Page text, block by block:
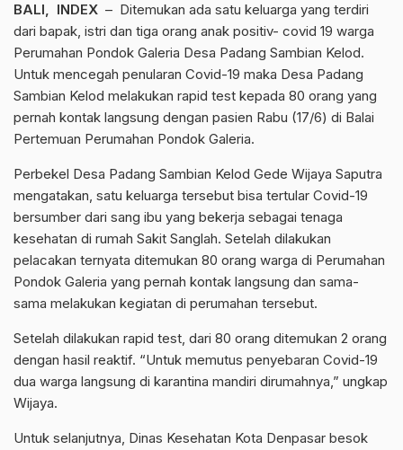
BALI, INDEX – Ditemukan ada satu keluarga yang terdiri
dari bapak, istri dan tiga orang anak positiv- covid 19 warga
Perumahan Pondok Galeria Desa Padang Sambian Kelod.
Untuk mencegah penularan Covid-19 maka Desa Padang
Sambian Kelod melakukan rapid test kepada 80 orang yang
pernah kontak langsung dengan pasien Rabu (17/6) di Balai
Pertemuan Perumahan Pondok Galeria.
Perbekel Desa Padang Sambian Kelod Gede Wijaya Saputra
mengatakan, satu keluarga tersebut bisa tertular Covid-19
bersumber dari sang ibu yang bekerja sebagai tenaga
kesehatan di rumah Sakit Sanglah. Setelah dilakukan
pelacakan ternyata ditemukan 80 orang warga di Perumahan
Pondok Galeria yang pernah kontak langsung dan sama-
sama melakukan kegiatan di perumahan tersebut.
Setelah dilakukan rapid test, dari 80 orang ditemukan 2 orang
dengan hasil reaktif. “Untuk memutus penyebaran Covid-19
dua warga langsung di karantina mandiri dirumahnya,” ungkap
Wijaya.
Untuk selanjutnya, Dinas Kesehatan Kota Denpasar besok